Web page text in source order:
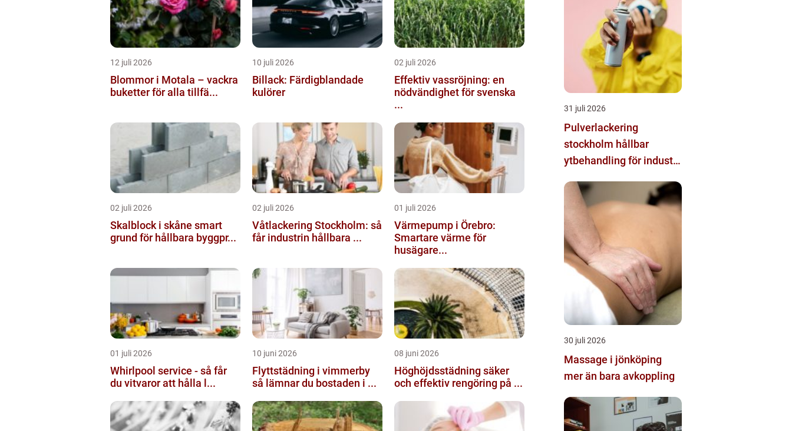
12 juli 2026
Blommor i Motala – vackra
buketter för alla tillfä...
10 juli 2026
Billack: Färdigblandade
kulörer
02 juli 2026
Effektiv vassröjning: en
nödvändighet för svenska
...
02 juli 2026
Skalblock i skåne smart
grund för hållbara byggpr...
02 juli 2026
Våtlackering Stockholm: så
får industrin hållbara ...
01 juli 2026
Värmepump i Örebro:
Smartare värme för
husägare...
01 juli 2026
Whirlpool service - så får
du vitvaror att hålla l...
10 juni 2026
Flyttstädning i vimmerby
så lämnar du bostaden i ...
08 juni 2026
Höghöjdsstädning säker
och effektiv rengöring på ...
31 juli 2026
Pulverlackering
stockholm hållbar
ytbehandling för industri
30 juli 2026
Massage i jönköping
mer än bara avkoppling